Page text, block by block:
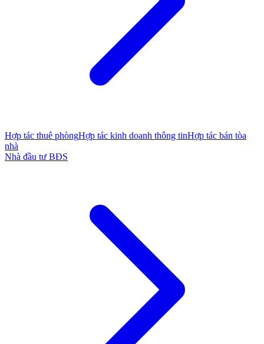
Hợp tác thuê phòngHợp tác kinh doanh thông tinHợp tác bán tòa
nhà
Nhà đầu tư BĐS